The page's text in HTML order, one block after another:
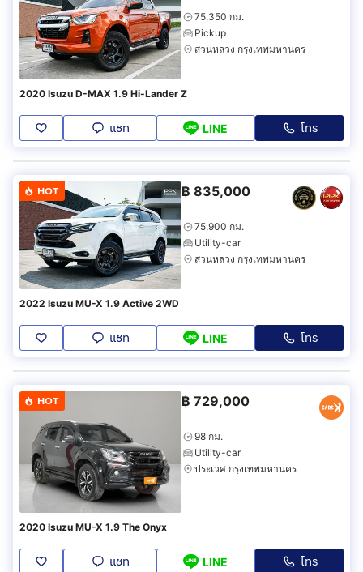
75,350 กม.
Pickup
สวนหลวง กรุงเทพมหานคร
2020 Isuzu D-MAX 1.9 Hi-Lander Z
แชท LINE โทร
HOT ฿ 835,000
75,900 กม.
Utility-car
สวนหลวง กรุงเทพมหานคร
2022 Isuzu MU-X 1.9 Active 2WD
แชท LINE โทร
HOT ฿ 729,000
98 กม.
Utility-car
ประเวศ กรุงเทพมหานคร
2020 Isuzu MU-X 1.9 The Onyx
แชท LINE โทร